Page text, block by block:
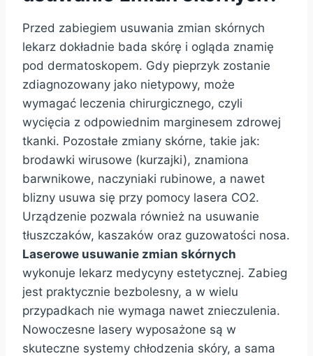
Przed zabiegiem usuwania zmian skórnych
lekarz dokładnie bada skórę i ogląda znamię
pod dermatoskopem. Gdy pieprzyk zostanie
zdiagnozowany jako nietypowy, może
wymagać leczenia chirurgicznego, czyli
wycięcia z odpowiednim marginesem zdrowej
tkanki. Pozostałe zmiany skórne, takie jak:
brodawki wirusowe (kurzajki), znamiona
barwnikowe, naczyniaki rubinowe, a nawet
blizny usuwa się przy pomocy lasera CO2.
Urządzenie pozwala również na usuwanie
tłuszczaków, kaszaków oraz guzowatości nosa.
Laserowe usuwanie zmian skórnych
wykonuje lekarz medycyny estetycznej. Zabieg
jest praktycznie bezbolesny, a w wielu
przypadkach nie wymaga nawet znieczulenia.
Nowoczesne lasery wyposażone są w
skuteczne systemy chłodzenia skóry, a sama